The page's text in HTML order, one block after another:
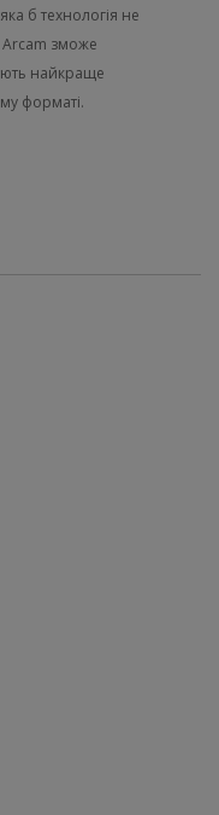
б технологія не
Arcam зможе
найкраще
форматі.